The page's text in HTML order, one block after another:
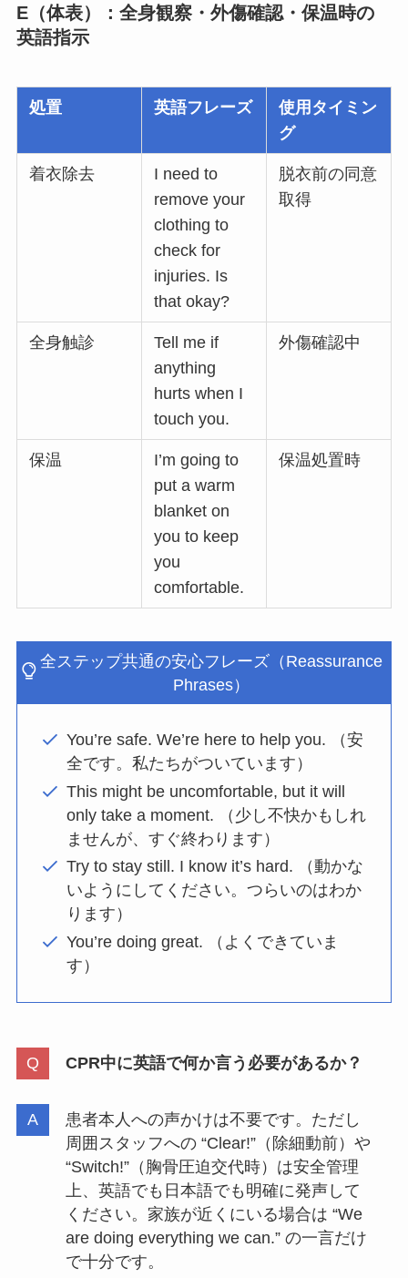
E（体表）：全身観察・外傷確認・保温時の
英語指示
処置 英語フレーズ
使用タイミン
グ
着衣除去
I need to
remove your
clothing to
check for
injuries. Is
that okay?
脱衣前の同意
取得
全身触診
Tell me if
anything
hurts when I
touch you.
外傷確認中
保温
I’m going to
put a warm
blanket on
you to keep
you
comfortable.
保温処置時
全ステップ共通の安心フレーズ（Reassurance
Phrases）
You’re safe. We’re here to help you. （安
全です。私たちがついています）
This might be uncomfortable, but it will
only take a moment. （少し不快かもしれ
ませんが、すぐ終わります）
Try to stay still. I know it’s hard. （動かな
いようにしてください。つらいのはわか
ります）
You’re doing great. （よくできていま
す）
CPR中に英語で何か言う必要があるか？
患者本人への声かけは不要です。ただし
周囲スタッフへの “Clear!”（除細動前）や
“Switch!”（胸骨圧迫交代時）は安全管理
上、英語でも日本語でも明確に発声して
ください。家族が近くにいる場合は “We
are doing everything we can.” の一言だけ
で十分です。